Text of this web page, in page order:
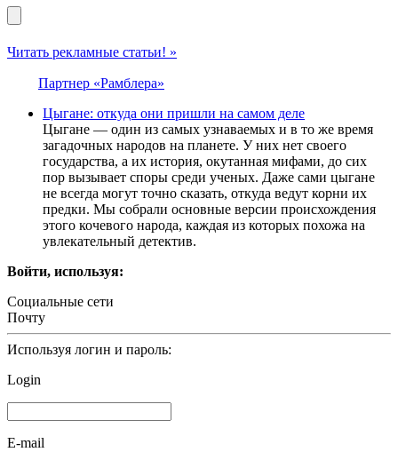
Читать рекламные статьи! »
Партнер «Рамблера»
Цыгане: откуда они пришли на самом деле
Цыгане — один из самых узнаваемых и в то же время
загадочных народов на планете. У них нет своего
государства, а их история, окутанная мифами, до сих
пор вызывает споры среди ученых. Даже сами цыгане
не всегда могут точно сказать, откуда ведут корни их
предки. Мы собрали основные версии происхождения
этого кочевого народа, каждая из которых похожа на
увлекательный детектив.
Войти, используя:
Социальные сети
Почту
Используя логин и пароль:
Login
E-mail